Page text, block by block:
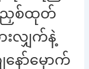
ညှစ်ထုတ်
လျှက်နဲ့
ော်မှောက်